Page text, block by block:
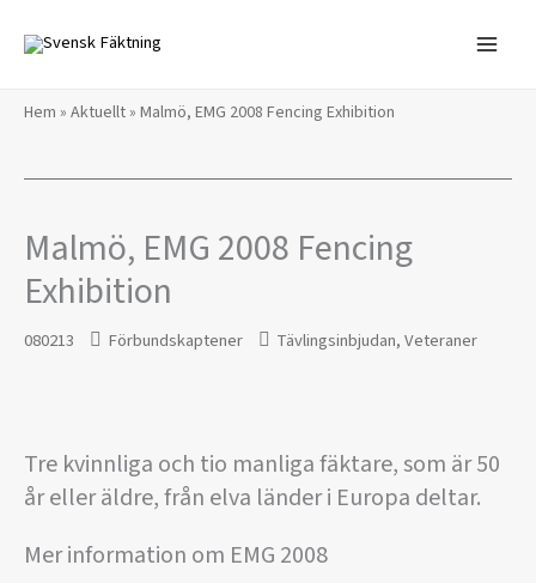
innehåll
Hem » Aktuellt» Malmö, EMG 2008 Fencing Exhibition
Malmö, EMG 2008 Fencing
Exhibition
080213 Förbundskaptener Tävlingsinbjudan,Veteraner
Tre kvinnliga och tio manliga fäktare, som är 50
år eller äldre, från elva länder i Europa deltar.
Mer information om EMG 2008